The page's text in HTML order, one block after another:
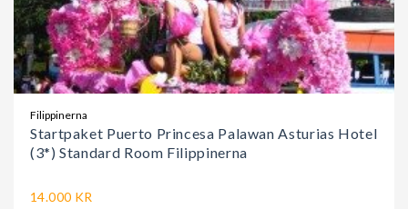
Filippinerna
Startpaket Puerto Princesa Palawan Asturias Hotel
(3*) Standard Room Filippinerna
14.000 KR